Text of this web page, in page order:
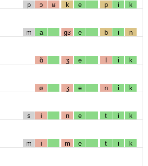
p ɔ ʁ k e p i k
m a gʁ e b i n
ɑ̃ ʒ e l i k
ø ʒ e n i k
s i n e t i k
m i m e t i k